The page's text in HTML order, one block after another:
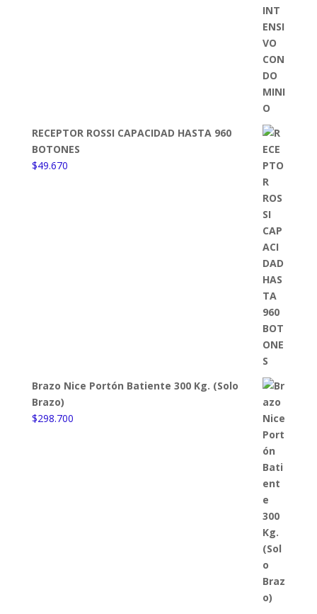
RECEPTOR ROSSI CAPACIDAD HASTA 960
BOTONES
$49.670
Brazo Nice Portón Batiente 300 Kg. (Solo
Brazo)
$298.700